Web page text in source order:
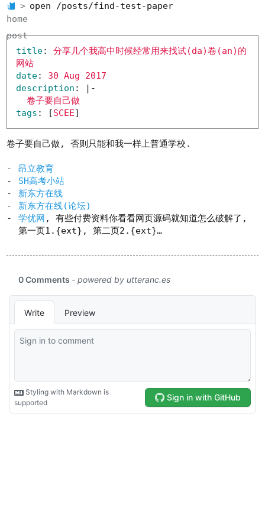
open /posts/find-test-paper
home
post
title:
分享几个我高中时候经常用来找试(da)卷(an)的
网站
date:
30 Aug 2017
description :
|-
卷子要自己做
tags : [SCEE]
卷子要自己做, 否则只能和我一样上普通学校.
昂立教育
SH高考小站
新东方在线
新东方在线(论坛)
学优网 , 有些付费资料你看看网页源码就知道怎么破解了,
第一页1.{ext}, 第二页2.{ext}…